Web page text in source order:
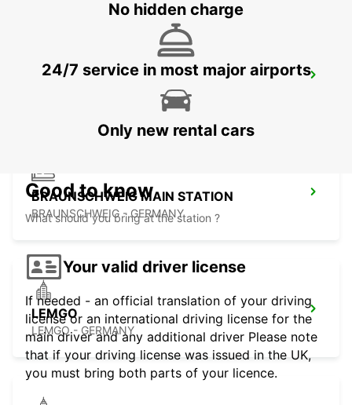
PADERBORN
PADERBORN - GERMANY
BRAUNSCHWEIG MAIN STATION
BRAUNSCHWEIG - GERMANY
LEMGO
LEMGO - GERMANY
No hidden charge
24/7 service in most major airports
Only new rental cars
Good to know
What should you bring at the station ?
Your valid driver license
If needed - an official translation of your driving
license or an international driving license for the
main driver and any additional driver Please note
that if your driving license was issued in the UK,
you must bring both parts of your licence.